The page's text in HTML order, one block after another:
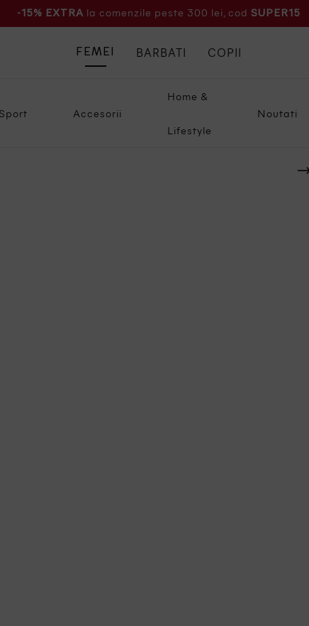
-15% EXTRA la comenzile peste 300 lei, cod SUPER15
Accesorii
Home &
Lifestyle
Noutati
FEMEI BARBATI COPII